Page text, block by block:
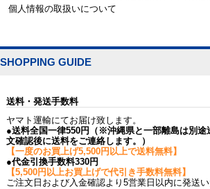
個人情報の取扱いについて
SHOPPING GUIDE
送料・発送手数料
ヤマト運輸にてお届け致します。
●送料全国一律550円（※沖縄県と一部離島は別途
文確認後に送料をご連絡します。）
【一度のお買上げ5,500円以上で送料無料】
●代金引換手数料330円
【5,500円以上お買上げで代引き手数料無料】
ご注文日および入金確認より5営業日以内に発送い